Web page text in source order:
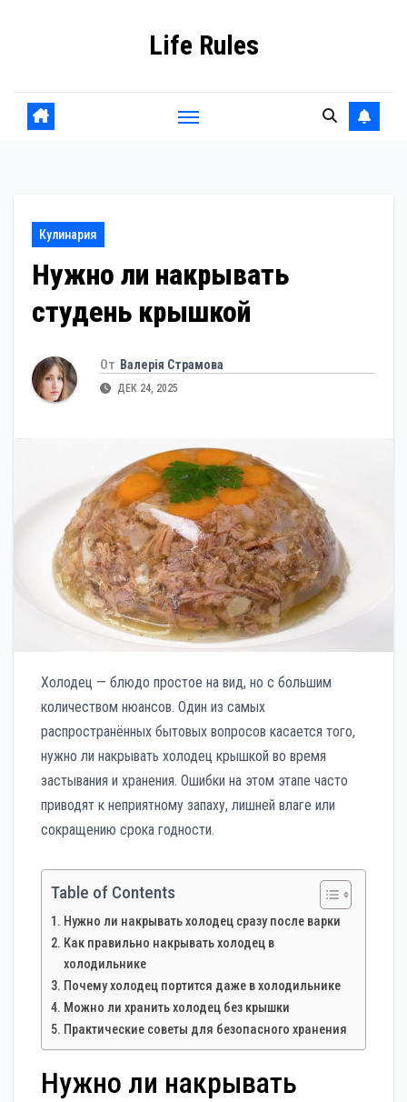
Life Rules
Кулинария
Нужно ли накрывать
студень крышкой
От Валерія Страмова
ДЕК 24, 2025
Холодец — блюдо простое на вид, но с большим
количеством нюансов. Один из самых
распространённых бытовых вопросов касается того,
нужно ли накрывать холодец крышкой во время
застывания и хранения. Ошибки на этом этапе часто
приводят к неприятному запаху, лишней влаге или
сокращению срока годности.
Table of Contents
Нужно ли накрывать холодец сразу после варки
Как правильно накрывать холодец в
холодильнике
Почему холодец портится даже в холодильнике
Можно ли хранить холодец без крышки
Практические советы для безопасного хранения
Нужно ли накрывать